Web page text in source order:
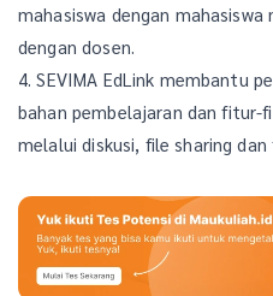
mahasiswa dengan
dengan dosen.
4. SEVIMA EdLink membantu
bahan pembelajaran dan
melalui diskusi, file sharing dan